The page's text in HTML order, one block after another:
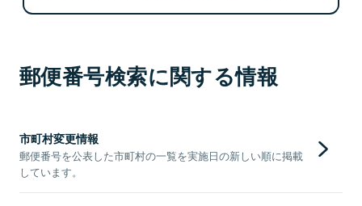
郵便番号検索に関する情報
市町村変更情報
郵便番号を公表した市町村の一覧を実施日の新しい順に掲載
しています。